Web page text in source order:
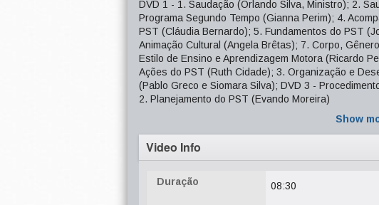
DVD 1 - 1. Saudação (Orlando Silva, Ministro); 2.
Programa Segundo Tempo (Gianna Perim); 4.
PST (Cláudia Bernardo); 5. Fundamentos do PST
Animação Cultural (Angela Brêtas); 7. Corpo,
Estilo de Ensino e Aprendizagem Motora (Ricardo
Ações do PST (Ruth Cidade); 3. Organização e
(Pablo Greco e Siomara Silva); DVD 3 -
2. Planejamento do PST (Evando Moreira)
Show
Video Info
Duração 08:30